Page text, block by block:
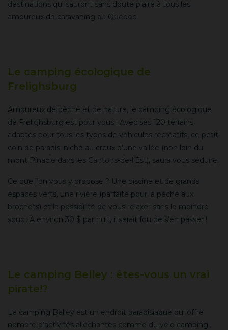
destinations qui sauront sans doute plaire à tous les
amoureux de caravaning au Québec.
Le camping écologique de
Frelighsburg
Amoureux de pêche et de nature, le camping écologique
de Frelighsburg est pour vous ! Avec ses 120 terrains
adaptés pour tous les types de véhicules récréatifs, ce petit
coin de paradis, niché au creux d’une vallée (non loin du
mont Pinacle dans les Cantons-de-l’Est), saura vous séduire.
Ce que l’on vous y propose ? Une piscine et de grands
espaces verts, une rivière (parfaite pour la pêche aux
brochets) et la possibilité de vous relaxer sans le moindre
souci. À environ 30 $ par nuit, il serait fou de s’en passer !
Le camping Belley : êtes-vous un vrai
pirate!?
Le camping Belley est un endroit paradisiaque qui offre
nombre d’activités alléchantes comme du vélo camping,